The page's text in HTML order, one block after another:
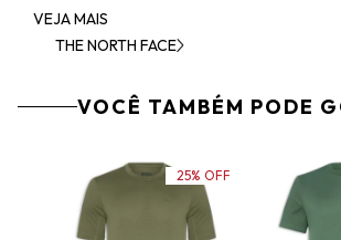
VEJA MAIS
THE NORTH FACE
VOCÊ TAMBÉM PODE
25% OFF